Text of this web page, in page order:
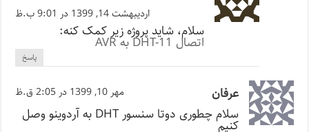
اردیبهشت 14, 1399 در 9:01 ب.ظ
سلام، شاید پروژه زیر کمک کنه:
اتصال DHT-11 به AVR
پاسخ
عرفان مهر 10, 1399 در 2:05 ق.ظ
سلام چطوری دوتا سنسور DHT به آردوینو وصل
کنیم